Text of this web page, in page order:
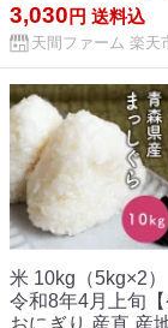
3,030 円 送料込
天間ファーム 楽天
米 10kg（5kg×2
令和8年4月上旬
おにぎり 産直 産